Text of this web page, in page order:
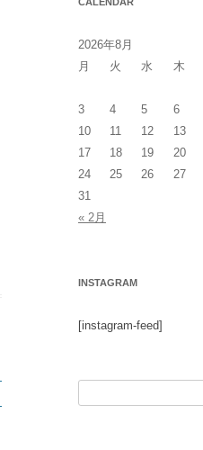
2026年8月
月
火 水 木
3
4 5 6
10
11 12 13
17
18 19 20
24
25 26 27
31
« 2月
INSTAGRAM
[instagram-feed]